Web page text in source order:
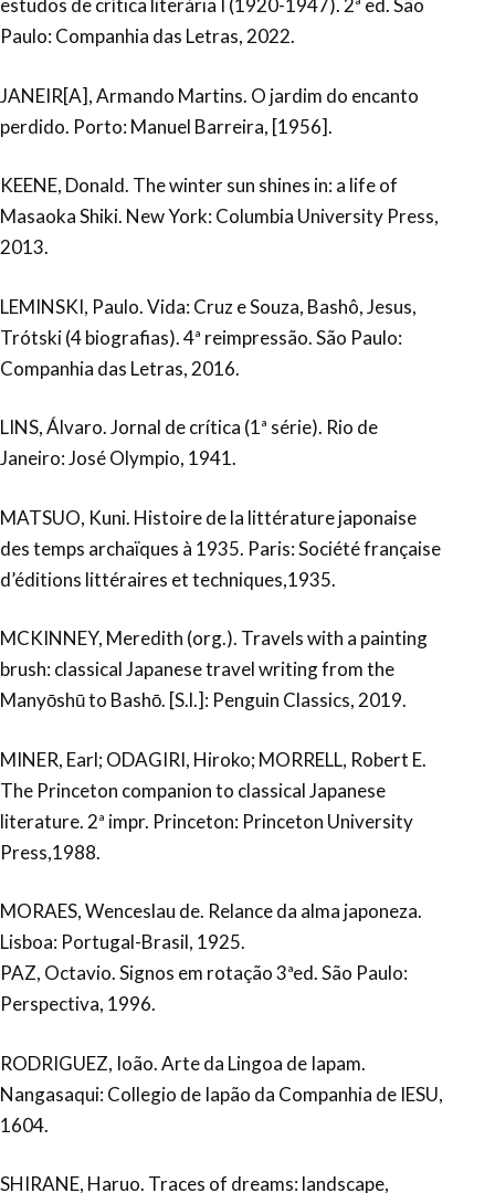
estudos de crítica literária I (1920-1947). 2ª ed. São
Paulo: Companhia das Letras, 2022.
JANEIR[A], Armando Martins. O jardim do encanto
perdido. Porto: Manuel Barreira, [1956].
KEENE, Donald. The winter sun shines in: a life of
Masaoka Shiki. New York: Columbia University Press,
2013.
LEMINSKI, Paulo. Vida: Cruz e Souza, Bashô, Jesus,
Trótski (4 biografias). 4ª reimpressão. São Paulo:
Companhia das Letras, 2016.
LINS, Álvaro. Jornal de crítica (1ª série). Rio de
Janeiro: José Olympio, 1941.
MATSUO, Kuni. Histoire de la littérature japonaise
des temps archaïques à 1935. Paris: Société française
d’éditions littéraires et techniques,1935.
MCKINNEY, Meredith (org.). Travels with a painting
brush: classical Japanese travel writing from the
Manyōshū to Bashō. [S.l.]: Penguin Classics, 2019.
MINER, Earl; ODAGIRI, Hiroko; MORRELL, Robert E.
The Princeton companion to classical Japanese
literature. 2ª impr. Princeton: Princeton University
Press,1988.
MORAES, Wenceslau de. Relance da alma japoneza.
Lisboa: Portugal-Brasil, 1925.
PAZ, Octavio. Signos em rotação 3ªed. São Paulo:
Perspectiva, 1996.
RODRIGUEZ, Ioão. Arte da Lingoa de Iapam.
Nangasaqui: Collegio de Iapão da Companhia de IESU,
1604.
SHIRANE, Haruo. Traces of dreams: landscape,